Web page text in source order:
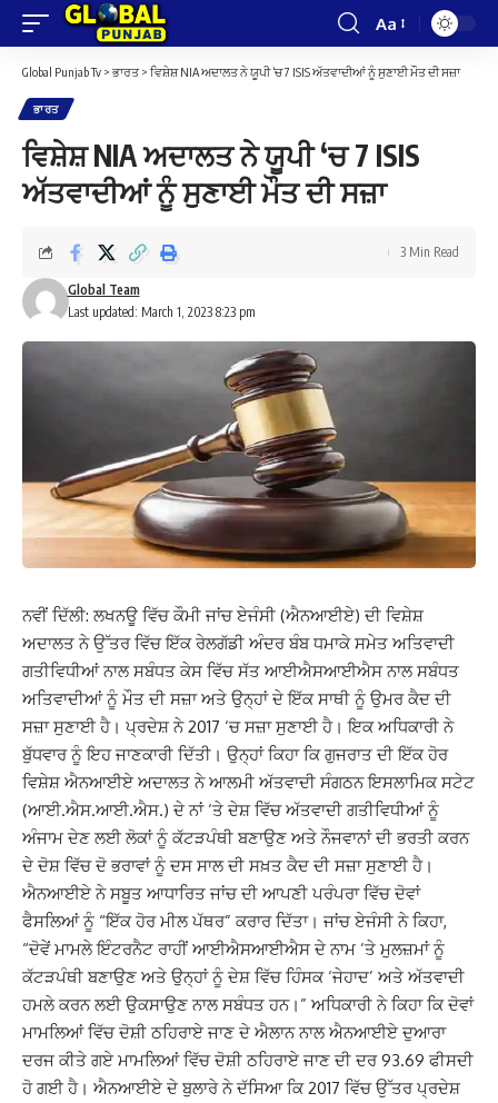
Font
Resizer
Aa
Global Punjab Tv > ਭਾਰਤ> ਵਿਸ਼ੇਸ਼ NIA ਅਦਾਲਤ ਨੇ ਯੂਪੀ ‘ਚ 7 ISIS ਅੱਤਵਾਦੀਆਂ ਨੂੰ ਸੁਣਾਈ ਮੌਤ ਦੀ ਸਜ਼ਾ
ਭਾਰਤ
ਵਿਸ਼ੇਸ਼ NIA ਅਦਾਲਤ ਨੇ ਯੂਪੀ ‘ਚ 7 ISIS
ਅੱਤਵਾਦੀਆਂ ਨੂੰ ਸੁਣਾਈ ਮੌਤ ਦੀ ਸਜ਼ਾ
Last updated: March 1, 2023 8:23 pm
Global Team
3 Min Read
ਨਵੀਂ ਦਿੱਲੀ: ਲਖਨਊ ਵਿੱਚ ਕੌਮੀ ਜਾਂਚ ਏਜੰਸੀ (ਐਨਆਈਏ) ਦੀ ਵਿਸ਼ੇਸ਼
ਅਦਾਲਤ ਨੇ ਉੱਤਰ ਵਿੱਚ ਇੱਕ ਰੇਲਗੱਡੀ ਅੰਦਰ ਬੰਬ ਧਮਾਕੇ ਸਮੇਤ ਅਤਿਵਾਦੀ
ਗਤੀਵਿਧੀਆਂ ਨਾਲ ਸਬੰਧਤ ਕੇਸ ਵਿੱਚ ਸੱਤ ਆਈਐਸਆਈਐਸ ਨਾਲ ਸਬੰਧਤ
ਅਤਿਵਾਦੀਆਂ ਨੂੰ ਮੌਤ ਦੀ ਸਜ਼ਾ ਅਤੇ ਉਨ੍ਹਾਂ ਦੇ ਇੱਕ ਸਾਥੀ ਨੂੰ ਉਮਰ ਕੈਦ ਦੀ
ਸਜ਼ਾ ਸੁਣਾਈ ਹੈ। ਪ੍ਰਦੇਸ਼ ਨੇ 2017 ‘ਚ ਸਜ਼ਾ ਸੁਣਾਈ ਹੈ। ਇਕ ਅਧਿਕਾਰੀ ਨੇ
ਬੁੱਧਵਾਰ ਨੂੰ ਇਹ ਜਾਣਕਾਰੀ ਦਿੱਤੀ। ਉਨ੍ਹਾਂ ਕਿਹਾ ਕਿ ਗੁਜਰਾਤ ਦੀ ਇੱਕ ਹੋਰ
ਵਿਸ਼ੇਸ਼ ਐਨਆਈਏ ਅਦਾਲਤ ਨੇ ਆਲਮੀ ਅੱਤਵਾਦੀ ਸੰਗਠਨ ਇਸਲਾਮਿਕ ਸਟੇਟ
(ਆਈ.ਐਸ.ਆਈ.ਐਸ.) ਦੇ ਨਾਂ ‘ਤੇ ਦੇਸ਼ ਵਿੱਚ ਅੱਤਵਾਦੀ ਗਤੀਵਿਧੀਆਂ ਨੂੰ
ਅੰਜਾਮ ਦੇਣ ਲਈ ਲੋਕਾਂ ਨੂੰ ਕੱਟੜਪੰਥੀ ਬਣਾਉਣ ਅਤੇ ਨੌਜਵਾਨਾਂ ਦੀ ਭਰਤੀ ਕਰਨ
ਦੇ ਦੋਸ਼ ਵਿੱਚ ਦੋ ਭਰਾਵਾਂ ਨੂੰ ਦਸ ਸਾਲ ਦੀ ਸਖ਼ਤ ਕੈਦ ਦੀ ਸਜ਼ਾ ਸੁਣਾਈ ਹੈ।
ਐਨਆਈਏ ਨੇ ਸਬੂਤ ਆਧਾਰਿਤ ਜਾਂਚ ਦੀ ਆਪਣੀ ਪਰੰਪਰਾ ਵਿੱਚ ਦੋਵਾਂ
ਫੈਸਲਿਆਂ ਨੂੰ “ਇੱਕ ਹੋਰ ਮੀਲ ਪੱਥਰ” ਕਰਾਰ ਦਿੱਤਾ। ਜਾਂਚ ਏਜੰਸੀ ਨੇ ਕਿਹਾ,
“ਦੋਵੇਂ ਮਾਮਲੇ ਇੰਟਰਨੈਟ ਰਾਹੀਂ ਆਈਐਸਆਈਐਸ ਦੇ ਨਾਮ ‘ਤੇ ਮੁਲਜ਼ਮਾਂ ਨੂੰ
ਕੱਟੜਪੰਥੀ ਬਣਾਉਣ ਅਤੇ ਉਨ੍ਹਾਂ ਨੂੰ ਦੇਸ਼ ਵਿੱਚ ਹਿੰਸਕ ‘ਜੇਹਾਦ’ ਅਤੇ ਅੱਤਵਾਦੀ
ਹਮਲੇ ਕਰਨ ਲਈ ਉਕਸਾਉਣ ਨਾਲ ਸਬੰਧਤ ਹਨ।” ਅਧਿਕਾਰੀ ਨੇ ਕਿਹਾ ਕਿ ਦੋਵਾਂ
ਮਾਮਲਿਆਂ ਵਿੱਚ ਦੋਸ਼ੀ ਠਹਿਰਾਏ ਜਾਣ ਦੇ ਐਲਾਨ ਨਾਲ ਐਨਆਈਏ ਦੁਆਰਾ
ਦਰਜ ਕੀਤੇ ਗਏ ਮਾਮਲਿਆਂ ਵਿੱਚ ਦੋਸ਼ੀ ਠਹਿਰਾਏ ਜਾਣ ਦੀ ਦਰ 93.69 ਫੀਸਦੀ
ਹੋ ਗਈ ਹੈ। ਐਨਆਈਏ ਦੇ ਬੁਲਾਰੇ ਨੇ ਦੱਸਿਆ ਕਿ 2017 ਵਿੱਚ ਉੱਤਰ ਪ੍ਰਦੇਸ਼